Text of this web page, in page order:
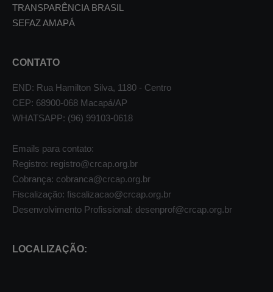
TRANSPARÊNCIA BRASIL
SEFAZ AMAPÁ
CONTATO
END: Rua Hamilton Silva, 1180 - Centro
CEP: 68900-068 Macapá/AP
WHATSAPP: (96) 99103-0618
Emails para contato:
Registro: registro@crcap.org.br
Cobrança: cobranca@crcap.org.br
Fiscalização: fiscalizacao@crcap.org.br
Desenvolvimento Profissional: desenprof@crcap.org.br
LOCALIZAÇÃO: